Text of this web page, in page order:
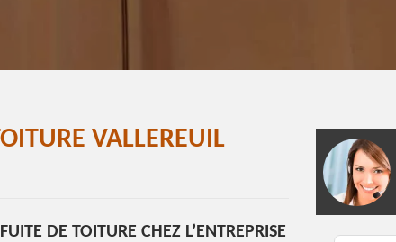
VALLEREUIL
DE TOITURE CHEZ L’ENTREPRISE